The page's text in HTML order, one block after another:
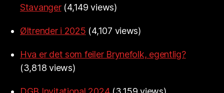
Stavanger (4,149 views)
Øltrender i 2025 (4,107 views)
Hva er det som feiler Brynefolk, egentlig?
(3,818 views)